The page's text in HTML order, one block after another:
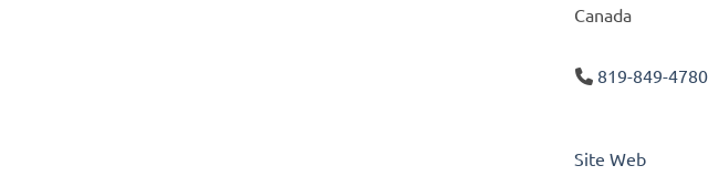
Canada
819-849-4780
Site Web